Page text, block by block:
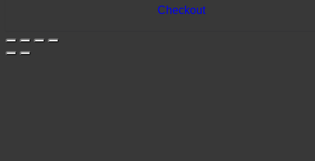
Checkout